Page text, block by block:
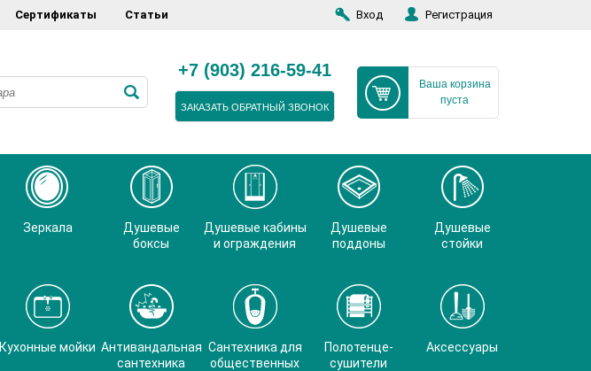
Сертификаты Статьи Вход Регистрация
+7 (903) 216-59-41
ЗАКАЗАТЬ ОБРАТНЫЙ ЗВОНОК
Ваша корзина
пуста
Зеркала
Душевые
боксы
Душевые кабины
и ограждения
Душевые
поддоны
Душевые
стойки
Кухонные мойки Антивандальная
сантехника
Сантехника для
общественных
Полотенце-
сушители
Аксессуары